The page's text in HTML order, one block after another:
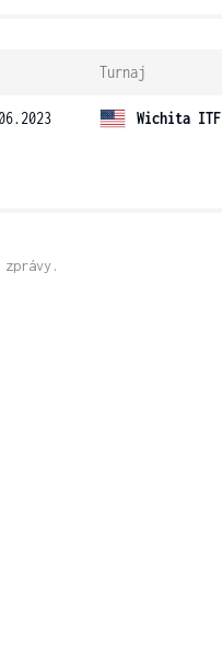
Turnaj
Wichita ITF
zprávy.